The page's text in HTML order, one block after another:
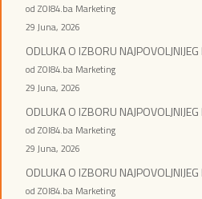
od ZOI84.ba Marketing
29 Juna, 2026
ODLUKA O IZBORU
od ZOI84.ba Marketing
29 Juna, 2026
ODLUKA O IZBORU
od ZOI84.ba Marketing
29 Juna, 2026
ODLUKA O IZBORU
od ZOI84.ba Marketing